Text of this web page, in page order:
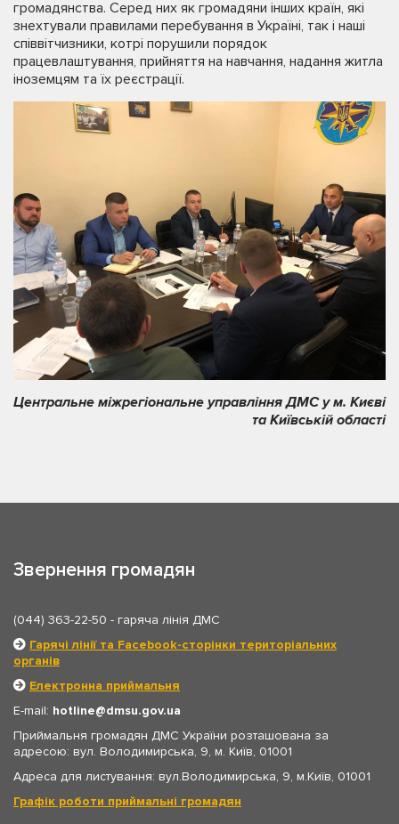
громадянства. Серед них як громадяни інших країн, які
знехтували правилами перебування в Україні, так і наші
співвітчизники, котрі порушили порядок
працевлаштування, прийняття на навчання, надання житла
іноземцям та їх реєстрації.
Центральне міжрегіональне управління ДМС у м. Києві
та Київській області
Звернення громадян
(044) 363-22-50 - гаряча лінія ДМС
Гарячі лінії та Facebook-сторінки територіальних
органів
Електронна приймальня
E-mail: hotline
dmsu.gov.ua
Приймальня громадян ДМС України розташована за
адресою: вул. Володимирська, 9, м. Київ, 01001
Адреса для листування: вул.Володимирська, 9, м.Київ, 01001
Графік роботи приймальні громадян